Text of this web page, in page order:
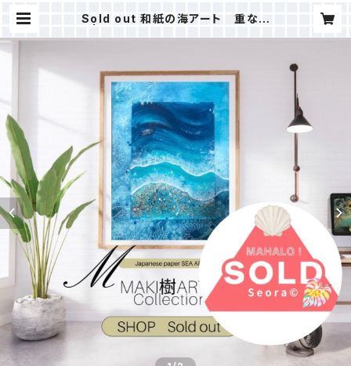
Sold out 和紙の海アート 重なる